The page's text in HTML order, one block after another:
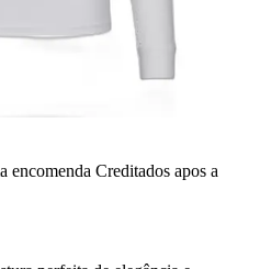
encomenda Creditados apos a